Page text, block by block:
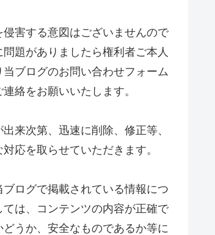
侵害する意図はございませんので
問題がありましたら権利者ご本人
当ブログのお問い合わせフォーム
連絡をお願いいたします。
出来次第、迅速に削除、修正等、
応を取らせていただきます。
ブログで掲載されている情報につ
ては、コンテンツの内容が正確で
どうか、安全なものであるか等に